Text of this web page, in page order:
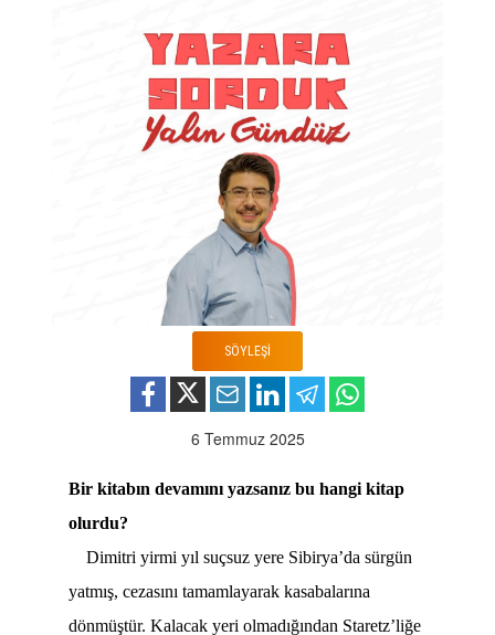
SÖYLEŞİ
6 Temmuz 2025
Bir kitabın devamını yazsanız bu hangi kitap
olurdu?
Dimitri yirmi yıl suçsuz yere Sibirya’da sürgün
yatmış, cezasını tamamlayarak kasabalarına
dönmüştür. Kalacak yeri olmadığından Staretz’liğe